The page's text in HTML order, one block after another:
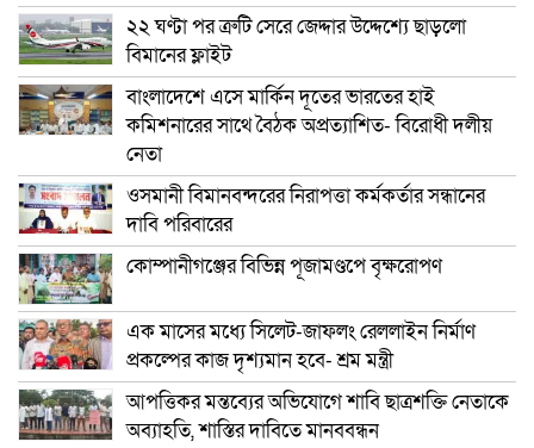
২২ ঘণ্টা পর ত্রুটি সেরে জেদ্দার উদ্দেশ্যে ছাড়লো
বিমানের ফ্লাইট
বাংলাদেশে এসে মার্কিন দূতের ভারতের হাই
কমিশনারের সাথে বৈঠক অপ্রত্যাশিত- বিরোধী দলীয়
নেতা
ওসমানী বিমানবন্দরের নিরাপত্তা কর্মকর্তার সন্ধানের
দাবি পরিবারের
কোম্পানীগঞ্জের বিভিন্ন পূজামণ্ডপে বৃক্ষরোপণ
এক মাসের মধ্যে সিলেট-জাফলং রেললাইন নির্মাণ
প্রকল্পের কাজ দৃশ্যমান হবে- শ্রম মন্ত্রী
আপত্তিকর মন্তব্যের অভিযোগে শাবি ছাত্রশক্তি নেতাকে
অব্যাহতি, শাস্তির দাবিতে মানববন্ধন